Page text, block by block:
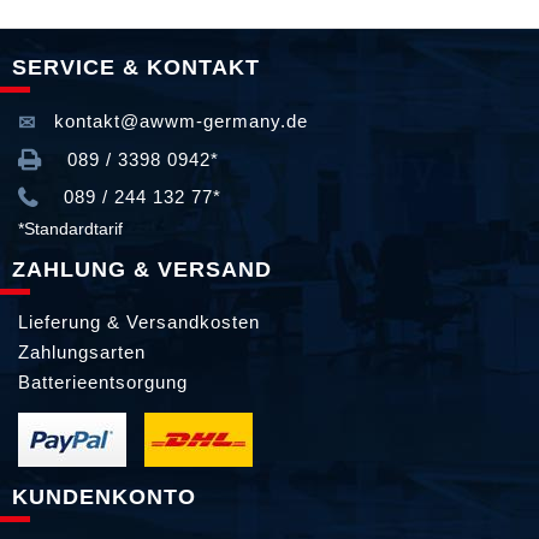
SERVICE & KONTAKT
kontakt@awwm-germany.de
089 / 3398 0942*
089 / 244 132 77*
*Standardtarif
ZAHLUNG & VERSAND
Lieferung & Versandkosten
Zahlungsarten
Batterieentsorgung
KUNDENKONTO